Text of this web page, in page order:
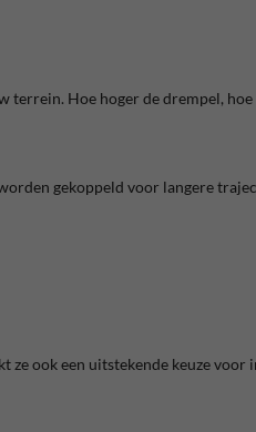
terrein. Hoe hoger de drempel,
gekoppeld voor langere
ze ook een uitstekende keuze